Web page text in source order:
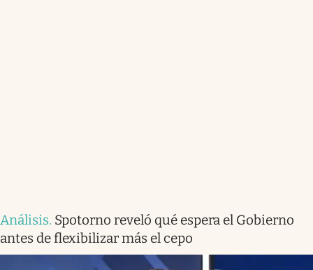
Análisis. Spotorno reveló qué espera el Gobierno
antes de flexibilizar más el cepo